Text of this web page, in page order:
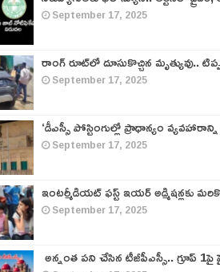
September 17, 2025
రాంగ్ రూట్‌లో దూసుకొచ్చిన మృత్యువు..
September 17, 2025
‘డీఎస్సీ పోస్టింగుల్లో ప్రాధాన్యం
September 17, 2025
ఇంటర్మీడియట్ ఫస్ట్‌ ఇయర్‌ అడ్మిషన్లకు
September 17, 2025
అన్నంత పని చేసిన టీజీపీఎస్సీ.. గ్రూప్‌